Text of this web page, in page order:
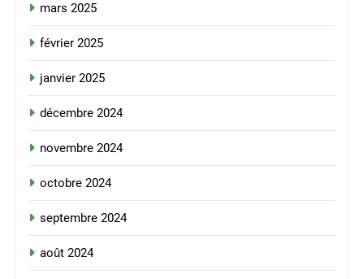
mars 2025
février 2025
janvier 2025
décembre 2024
novembre 2024
octobre 2024
septembre 2024
août 2024